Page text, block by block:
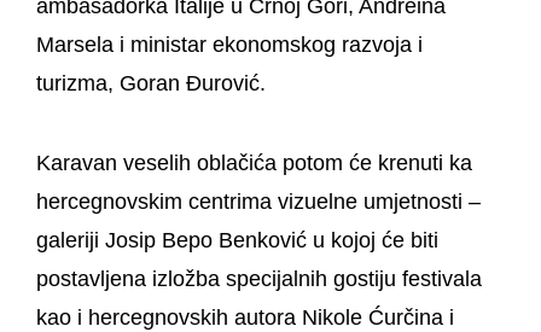
ambasadorka Italije u Crnoj Gori, Andreina
Marsela i ministar ekonomskog razvoja i
turizma, Goran Đurović.
Karavan veselih oblačića potom će krenuti ka
hercegnovskim centrima vizuelne umjetnosti –
galeriji Josip Bepo Benković u kojoj će biti
postavljena izložba specijalnih gostiju festivala
kao i hercegnovskih autora Nikole Ćurčina i